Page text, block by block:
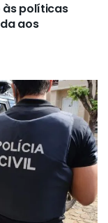
às políticas
aos